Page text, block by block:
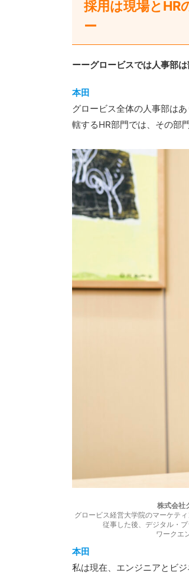
採用は現場とHR
ー
ーーグロービスでは人事部
本田
グロービス全体の人事部は
轄するHR部門では、その部
株式会社
グロービス経営大学院のマーケテ
従事した後、デジタル・
ワークエ
本田
私は現在、エンジニアとビ